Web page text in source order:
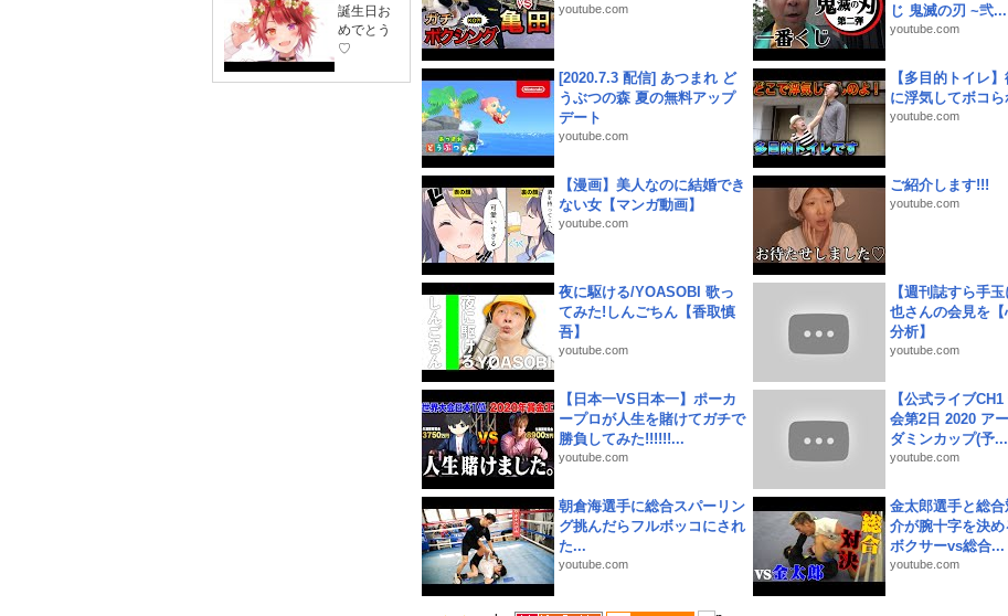
誕生日お
めでとう
♡
youtube.com
じ 鬼滅の刃 ~弐...
youtube.com
[2020.7.3 配信] あつまれ ど
うぶつの森 夏の無料アップ
デート
youtube.com
【多目的トイレ
に浮気してボコ
youtube.com
【漫画】美人なのに結婚でき
ない女【マンガ動画】
youtube.com
ご紹介します!!!
youtube.com
夜に駆ける/YOASOBI 歌っ
てみた!しんごちん【香取慎
吾】
youtube.com
【週刊誌すら手
也さんの会見を
分析】
youtube.com
【日本一VS日本一】ポーカ
ープロが人生を賭けてガチで
勝負してみた!!!!!!...
youtube.com
【公式ライブ
会第2日 2020 ア
ダミンカップ(予...
youtube.com
朝倉海選手に総合スパーリン
グ挑んだらフルボッコにされ
た...
youtube.com
金太郎選手と総合
介が腕十字を決
ボクサーvs総合...
youtube.com